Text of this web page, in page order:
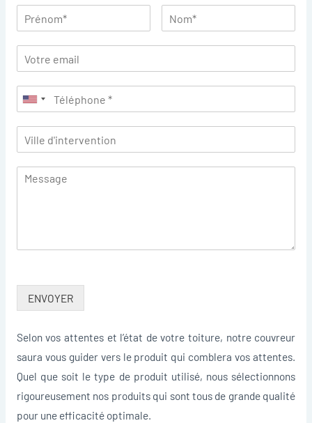
ENVOYER
Selon vos attentes et l’état de votre toiture, notre couvreur
saura vous guider vers le produit qui comblera vos attentes.
Quel que soit le type de produit utilisé, nous sélectionnons
rigoureusement nos produits qui sont tous de grande qualité
pour une efficacité optimale.